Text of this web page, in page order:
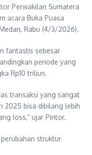
Perwakilan Sumatera
acara Buka Puasa
Rabu (4/3/2026).
fantastis sebesar
periode yang
Rp10 triliun.
transaksi yang sangat
2025 bisa dibilang lebih
loss,” ujar Pintor.
struktur